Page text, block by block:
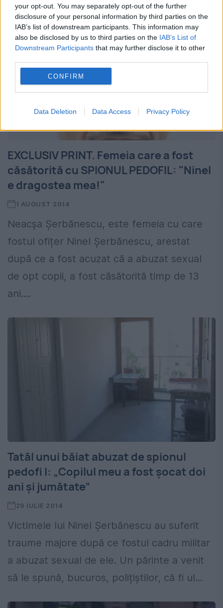
your opt-out. You may separately opt-out of the further
disclosure of your personal information by third parties on the
IAB’s list of downstream participants. This information may
also be disclosed by us to third parties on the IAB’s List of
Downstream Participants that may further disclose it to other
CONFIRM
Data Deletion Data Access Privacy Policy
EXCLUSIV PRINT. Femeia care a fost
căsătorită cu SPIONUL PEDOFIL: "Ninel
e dragostea mea!"
1 AUGUST 2014
Neacşa Şerbănescu, este femeia cu care
fostul ofițer Ninel Şerbănescu, arestat
după ce a fost acuzat că a abuzat sexual
de opt copii, a fost căsătorită timp de 13
ani....
Tatăl unui băiat abuzat de spionul
pedofi l: „Copilul meu a fost șocat doi
ani și jumătate”
29 IULIE 2014
Victimele lui Ninel Șerbănescu au suferit
traume majore după ce fostul cadru militar
a abuzat sexual de ele. Un părinte a venit
să le spună, bucuros, polițiștilor, că fi ul...